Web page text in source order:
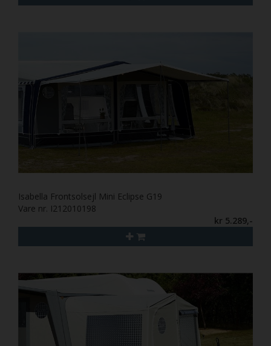
Isabella Frontsolsejl Mini Eclipse G19
Vare nr. I212010198
kr 5.289,-